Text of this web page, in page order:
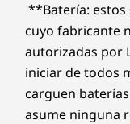
**Batería: estos
cuyo fabricante
autorizadas por
iniciar de todos
carguen
asume ninguna